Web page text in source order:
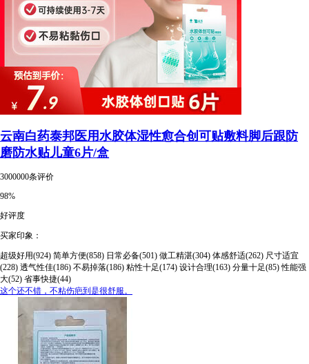
云南白药泰邦医用水胶体湿性愈合创可贴敷料脚后跟防
磨防水贴儿童6片/盒
3000000条评价
98%
好评度
买家印象：
超级好用(924) 简单方便(858) 日常必备(501) 做工精湛(304) 体感舒适(262) 尺寸适宜
(228) 透气性佳(186) 不易掉落(186) 粘性十足(174) 设计合理(163) 分量十足(85) 性能强
大(52) 省事快捷(44)
这个还不错，不粘伤疤到是很舒服。